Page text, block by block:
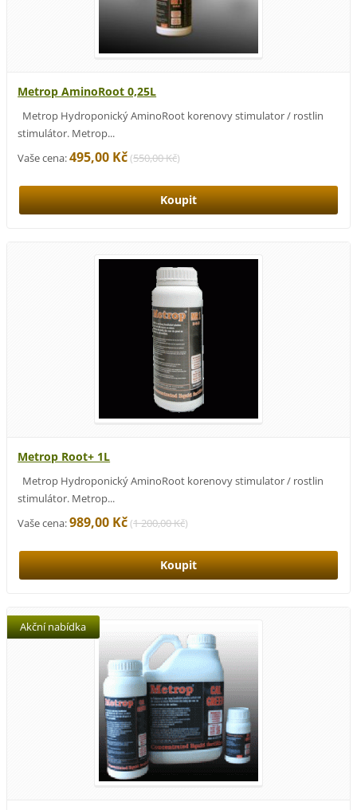
Metrop AminoRoot 0,25L
Metrop Hydroponický AminoRoot korenovy stimulator / rostlin
stimulátor. Metrop...
Vaše cena:495,00 Kč(550,00 Kč)
Metrop Root+ 1L
Metrop Hydroponický AminoRoot korenovy stimulator / rostlin
stimulátor. Metrop...
Vaše cena:989,00 Kč(1 200,00 Kč)
Akční nabídka